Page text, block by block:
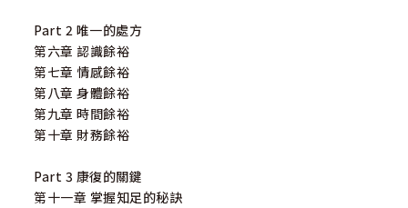
Part 2 唯一的處方
第六章 認識餘裕
第七章 情感餘裕
第八章 身體餘裕
第九章 時間餘裕
第十章 財務餘裕
Part 3 康復的關鍵
第十一章 掌握知足的秘訣